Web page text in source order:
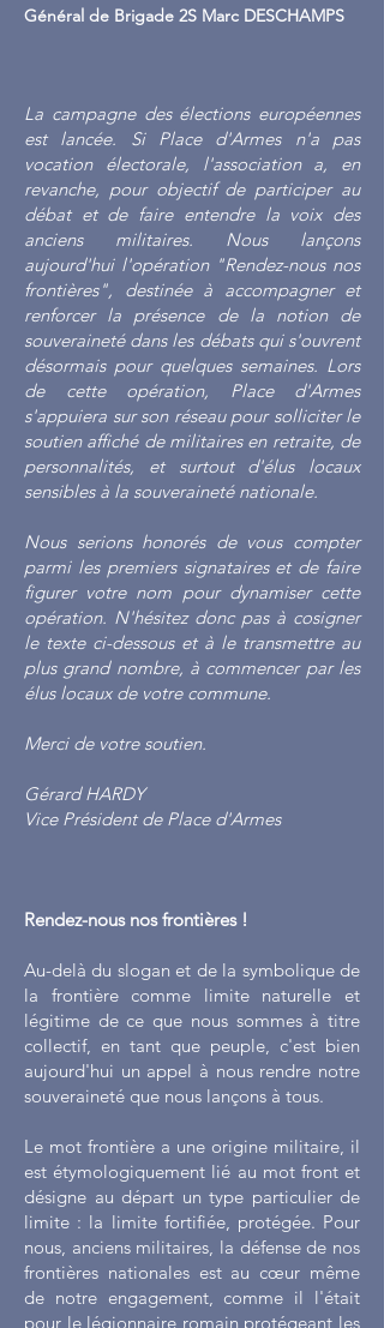
Général de Brigade 2S Marc DESCHAMPS
La campagne des élections européennes
est lancée. Si Place d'Armes n'a pas
vocation électorale, l'association a, en
revanche, pour objectif de participer au
débat et de faire entendre la voix des
anciens militaires. Nous lançons
aujourd'hui l'opération "Rendez-nous nos
frontières", destinée à accompagner et
renforcer la présence de la notion de
souveraineté dans les débats qui s'ouvrent
désormais pour quelques semaines. Lors
de cette opération, Place d'Armes
s'appuiera sur son réseau pour solliciter le
soutien affiché de militaires en retraite, de
personnalités, et surtout d'élus locaux
sensibles à la souveraineté nationale.
Nous serions honorés de vous compter
parmi les premiers signataires et de faire
figurer votre nom pour dynamiser cette
opération. N'hésitez donc pas à cosigner
le texte ci-dessous et à le transmettre au
plus grand nombre, à commencer par les
élus locaux de votre commune.
Merci de votre soutien.
Gérard HARDY
Vice Président de Place d'Armes
Rendez-nous nos frontières !
Au-delà du slogan et de la symbolique de
la frontière comme limite naturelle et
légitime de ce que nous sommes à titre
collectif, en tant que peuple, c'est bien
aujourd'hui un appel à nous rendre notre
souveraineté que nous lançons à tous.
Le mot frontière a une origine militaire, il
est étymologiquement lié au mot front et
désigne au départ un type particulier de
limite : la limite fortifiée, protégée. Pour
nous, anciens militaires, la défense de nos
frontières nationales est au cœur même
de notre engagement, comme il l'était
pour le légionnaire romain protégeant les